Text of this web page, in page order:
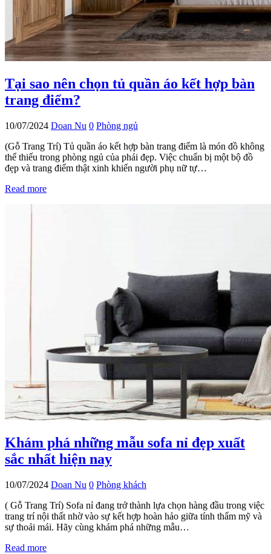
Tại sao nên chọn tủ quần áo kết hợp bàn
trang điểm?
10/07/2024 Doan Nu 0 Phòng ngủ
(Gỗ Trang Trí) Tủ quần áo kết hợp bàn trang điểm là món đồ không
thể thiếu trong phòng ngủ của phái đẹp. Việc chuẩn bị một bộ đồ
đẹp và trang điểm thật xinh khiến người phụ nữ tự…
Read more
Khám phá những mẫu sofa nỉ đẹp xuất
sắc nhất hiện nay
10/07/2024 Doan Nu 0 Phòng khách
( Gỗ Trang Trí) Sofa nỉ đang trở thành lựa chọn hàng đầu trong việc
trang trí nội thất nhờ vào sự kết hợp hoàn hảo giữa tính thẩm mỹ và
sự thoải mái. Hãy cùng khám phá những mẫu…
Read more